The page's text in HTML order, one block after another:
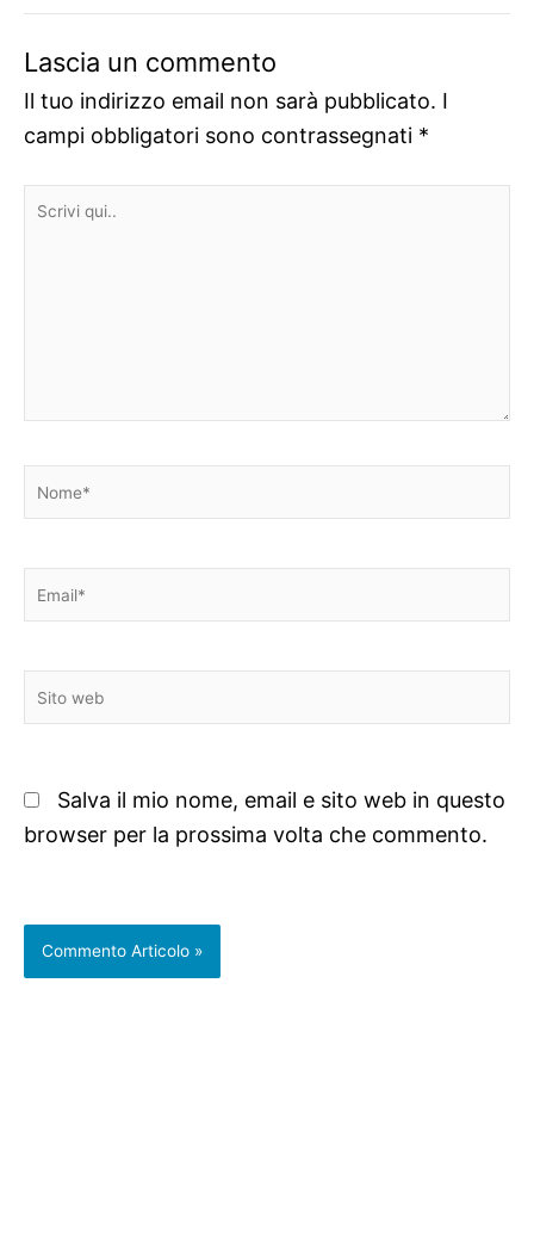
Lascia un commento
Il tuo indirizzo email non sarà pubblicato. I
campi obbligatori sono contrassegnati *
Scrivi
Nome*
Email*
Sito
web
Salva il mio nome, email e sito web in questo
browser per la prossima volta che commento.